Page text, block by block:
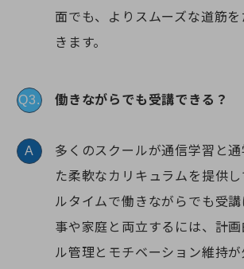
面でも、よりスムーズな道筋
きます。
Q3. 働きながらでも受講できる？
A
多くのスクールが通信学習と
た柔軟なカリキュラムを提供
ルタイムで働きながらでも受
事や家庭と両立するには、計
ル管理とモチベーション維持が